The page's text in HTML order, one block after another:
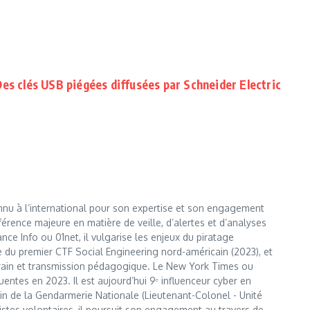
clés USB piégées diffusées par Schneider Electric
à l’international pour son expertise et son engagement
majeure en matière de veille, d’alertes et d’analyses
Info ou 01net, il vulgarise les enjeux du piratage
premier CTF Social Engineering nord-américain (2023), et
et transmission pédagogique. Le New York Times ou
en 2023. Il est aujourd’hui 9ᵉ influenceur cyber en
de la Gendarmerie Nationale (Lieutenant-Colonel - Unité